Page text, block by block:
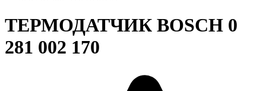
ТЕРМОДАТЧИК BOSCH 0
281 002 170